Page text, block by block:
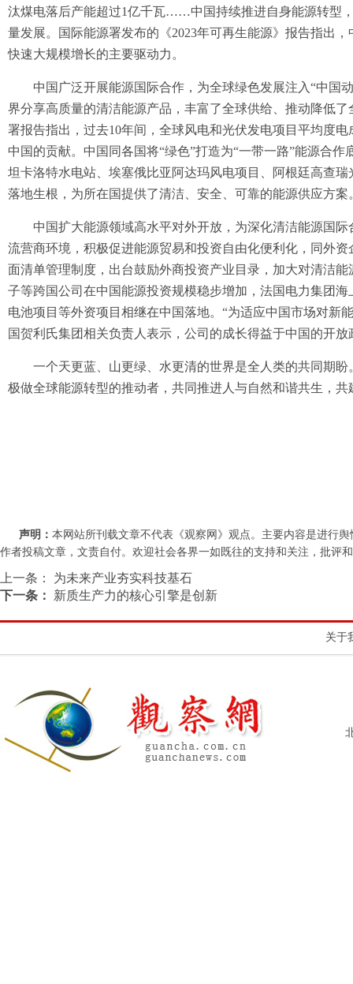
汰煤电落后产能超过1亿千瓦……中国持续推进自身能源转型
量发展。国际能源署发布的《2023年可再生能源》报告指出
快速大规模增长的主要驱动力。
中国广泛开展能源国际合作，为全球绿色发展注入“中国
界分享高质量的清洁能源产品，丰富了全球供给、推动降低
署报告指出，过去10年间，全球风电和光伏发电项目平均度
中国的贡献。中国同各国将“绿色”打造为“一带一路”能源合
坦卡洛特水电站、埃塞俄比亚阿达玛风电项目、阿根廷高查
落地生根，为所在国提供了清洁、安全、可靠的能源供应方案
中国扩大能源领域高水平对外开放，为深化清洁能源国际
流营商环境，积极促进能源贸易和投资自由化便利化，同外
面清单管理制度，出台鼓励外商投资产业目录，加大对清洁
子等跨国公司在中国能源投资规模稳步增加，法国电力集团
电池项目等外资项目相继在中国落地。“为适应中国市场对新
国贺利氏集团相关负责人表示，公司的成长得益于中国的开
一个天更蓝、山更绿、水更清的世界是全人类的共同期盼
极做全球能源转型的推动者，共同推进人与自然和谐共生，
声明： 本网站所刊载文章不代表《观察网》观点。主要内容是进行
作者投稿文章，文责自付。欢迎社会各界一如既往的支持和关注，批评和
上一条：
为未来产业夯实科技基石
下一条：
新质生产力的核心引擎是创新
关于